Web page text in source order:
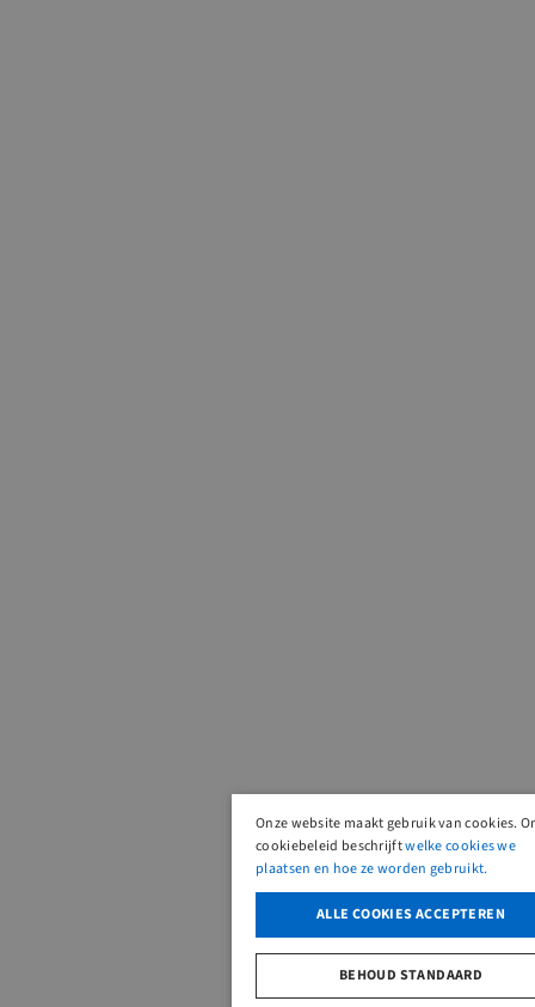
Onze website maakt gebruik van cookies.
cookiebeleid beschrijftwelke cookies we
plaatsen en hoe ze worden gebruikt.
ALLE COOKIES ACCEPTEREN
BEHOUD STANDAARD